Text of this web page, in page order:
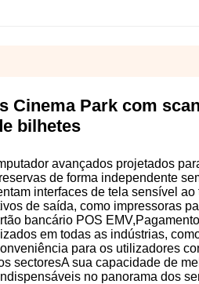
Cinema Park com
bilhetes
avançados projetados
de forma independente
interfaces de tela sensível ao
de saída, como impressoras
bancário POS
em todas as indústrias,
para os utilizadores
sectoresA sua capacidade de
no panorama dos